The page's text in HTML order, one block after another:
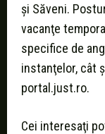
şi Săveni.
vacanţe
specifice de
instanţelor, cât
portal.just.ro.
Cei interesaţi